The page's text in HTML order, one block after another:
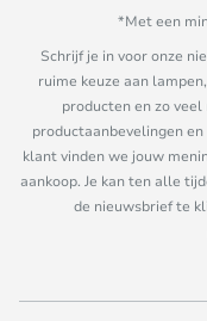
*Met een
Schrijf je in voor onze
ruime keuze aan
producten en zo
productaanbevelingen
klant vinden we jouw
aankoop. Je kan ten alle
de nieuwsbrief te